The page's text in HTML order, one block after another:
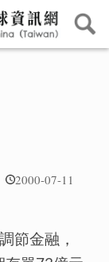
2000-07-11
節金融，